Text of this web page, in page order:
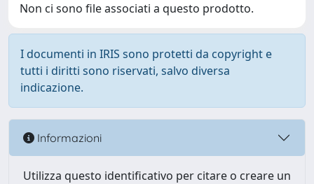
Non ci sono file associati a questo prodotto.
I documenti in IRIS sono protetti da copyright e
tutti i diritti sono riservati, salvo diversa
indicazione.
Informazioni
Utilizza questo identificativo per citare o creare un